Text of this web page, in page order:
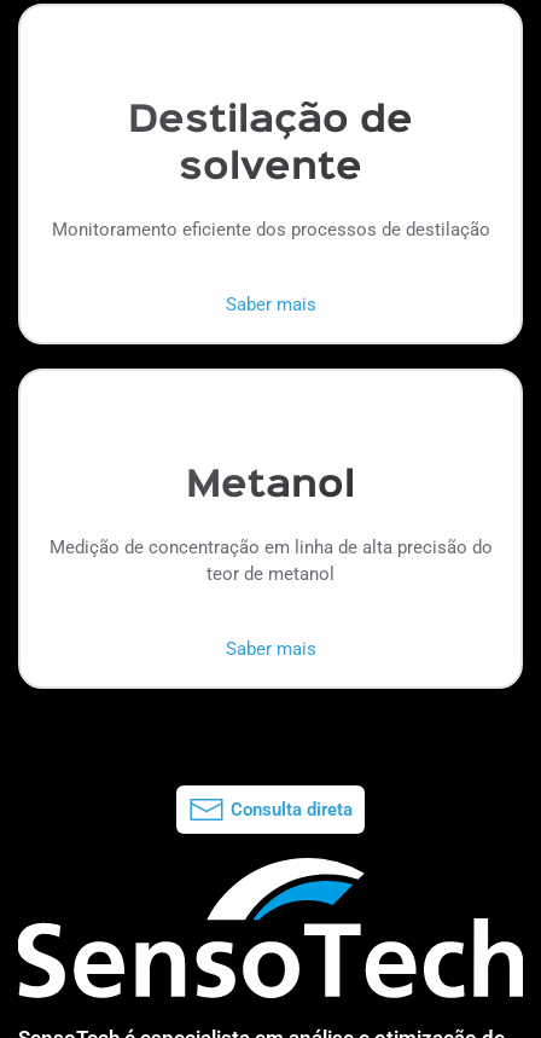
Destilação de
solvente
Monitoramento eficiente dos processos de destilação
Saber mais
Metanol
Medição de concentração em linha de alta precisão do
teor de metanol
Saber mais
Consulta direta